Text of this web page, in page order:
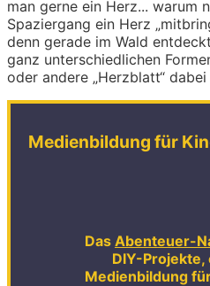
man gerne ein Herz... warum
Spaziergang ein Herz
denn gerade im Wald
ganz unterschiedlichen
oder andere „Herzblatt“ dabei
Medienbildung für
Das Abenteuer-
DIY-
Medienbildung